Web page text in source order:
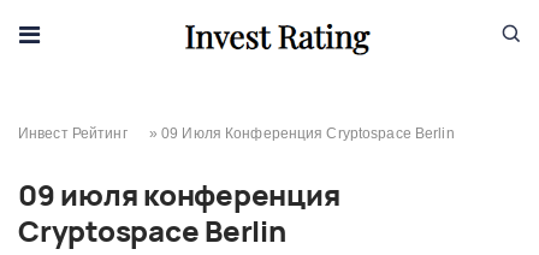
Инвест Рейтинг »09 Июля Конференция Cryptospace Berlin
09 июля конференция
Cryptospace Berlin